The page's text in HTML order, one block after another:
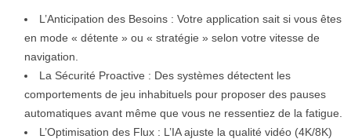
L’Anticipation des Besoins : Votre application sait si vous êtes
en mode « détente » ou « stratégie » selon votre vitesse de
navigation.
La Sécurité Proactive : Des systèmes détectent les
comportements de jeu inhabituels pour proposer des pauses
automatiques avant même que vous ne ressentiez de la fatigue.
L’Optimisation des Flux : L’IA ajuste la qualité vidéo (4K/8K)